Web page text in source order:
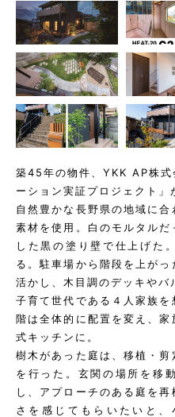
築45年の物件、YKK AP株式
ーション実証プロジェクト」
自然豊かな長野県の地域に
素材を使用。白のモルタル
した黒の塗り壁で仕上げた
る。駐車場から階段を上が
活かし、木目調のデッキやバ
子育て世代である４人家族を
階は全体的に配置を変え、
式キッチンに。
樹木があった庭は、移植・
を行った。玄関の場所を移
し、アプローチのある庭を
さを感じてもらいたいと、